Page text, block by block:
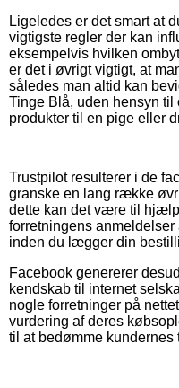
Ligeledes er det smart at
vigtigste regler der kan
eksempelvis hvilken
er det i øvrigt vigtigt, at
således man altid kan
Tinge Blå, uden hensyn til
produkter til en pige eller
Trustpilot resulterer i de
granske en lang række
dette kan det være til
forretningens
inden du lægger din
Facebook genererer
kendskab til internet
nogle forretninger på
vurdering af deres
til at bedømme kundernes